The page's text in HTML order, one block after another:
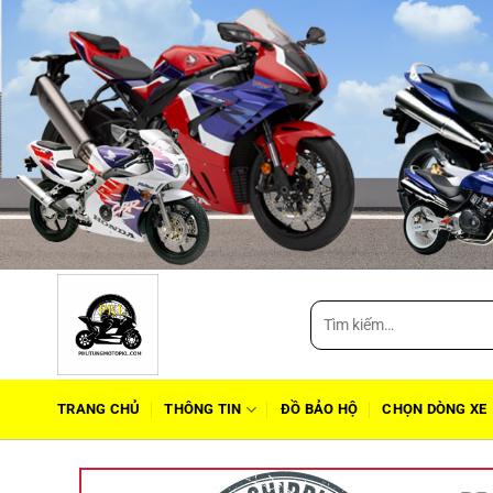
Tìm
kiếm:
TRANG CHỦ THÔNG TIN ĐỒ BẢO HỘ CHỌN DÒNG XE